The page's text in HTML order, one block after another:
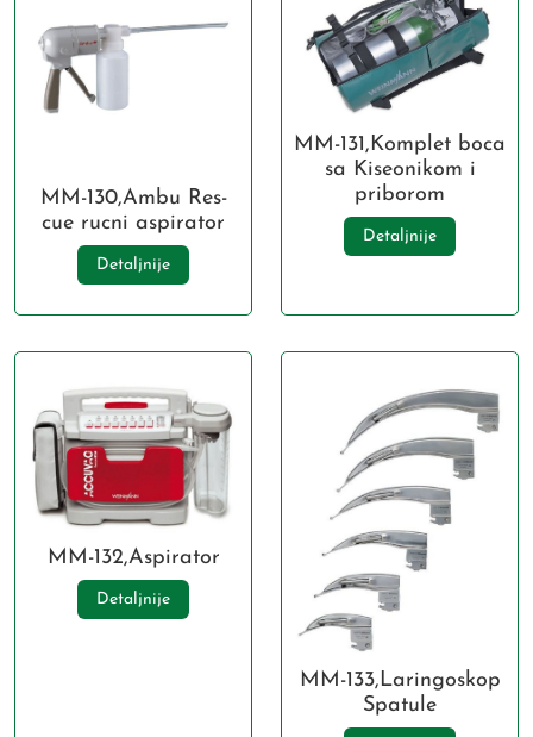
MM-130,Ambu Res-
cue rucni aspirator
Detaljnije
MM-131,Komplet boca
sa Kiseonikom i
priborom
Detaljnije
MM-132,Aspirator
Detaljnije
MM-133,Laringoskop
Spatule